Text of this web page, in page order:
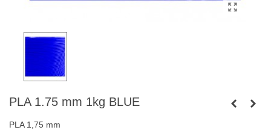
PLA 1.75 mm 1kg BLUE
PLA 1,75 mm